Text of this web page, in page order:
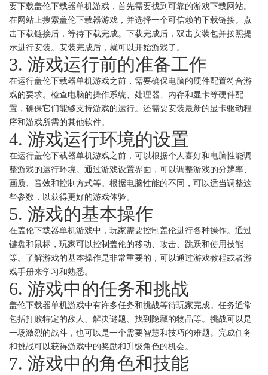
要下载盖伦下载器单机游戏，首先需要找到可靠的游戏下载网站。
在网站上搜索盖伦下载器游戏，并选择一个可信赖的下载链接。点
击下载链接后，等待下载完成。下载完成后，双击安装包并按照提
示进行安装。安装完成后，就可以开始游戏了。
3. 游戏运行前的准备工作
在运行盖伦下载器单机游戏之前，需要确保电脑的硬件配置符合游
戏的要求。检查电脑的操作系统、处理器、内存和显卡等硬件配
置，确保它们能够支持游戏的运行。还需要安装最新的显卡驱动程
序和游戏所需的其他软件。
4. 游戏运行环境的设置
在运行盖伦下载器单机游戏之前，可以根据个人喜好和电脑性能调
整游戏的运行环境。通过游戏设置界面，可以调整游戏的分辨率、
画质、音效和控制方式等。根据电脑性能的不同，可以适当调整这
些参数，以获得更好的游戏体验。
5. 游戏的基本操作
在盖伦下载器单机游戏中，玩家需要控制盖伦进行各种操作。通过
键盘和鼠标，玩家可以控制盖伦的移动、攻击、跳跃和使用技能
等。了解游戏的基本操作是非常重要的，可以通过游戏教程或者游
戏手册来学习和熟悉。
6. 游戏中的任务和挑战
盖伦下载器单机游戏中有许多任务和挑战等待玩家完成。任务通常
包括打败特定的敌人、解决谜题、找到隐藏的物品等。挑战可以是
一场激烈的战斗，也可以是一个需要智慧和技巧的难题。完成任务
和挑战可以获得游戏中的奖励和升级角色的机会。
7. 游戏中的角色和技能